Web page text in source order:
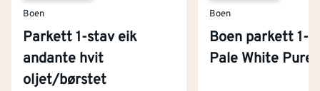
Boen
Parkett 1-stav eik
andante hvit
oljet/børstet
Boen
Boen parkett 1-
Pale White Pure